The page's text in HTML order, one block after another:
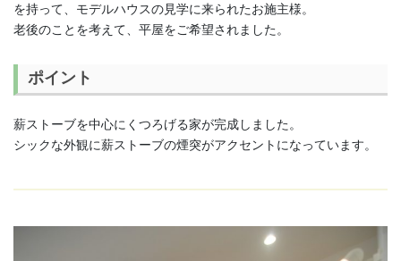
を持って、モデルハウスの見学に来られたお施主様。
老後のことを考えて、平屋をご希望されました。
ポイント
薪ストーブを中心にくつろげる家が完成しました。
シックな外観に薪ストーブの煙突がアクセントになっています。